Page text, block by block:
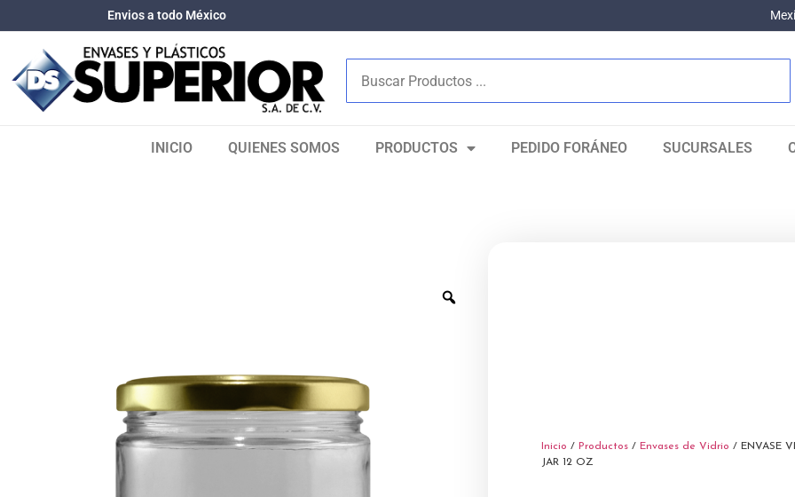
Envios a todo México
INICIO QUIENES SOMOS​ PRODUCTOS PEDIDO FORÁNEO SUCURSALES
Inicio / Productos / Envases de Vidrio / ENVASE
JAR 12 OZ